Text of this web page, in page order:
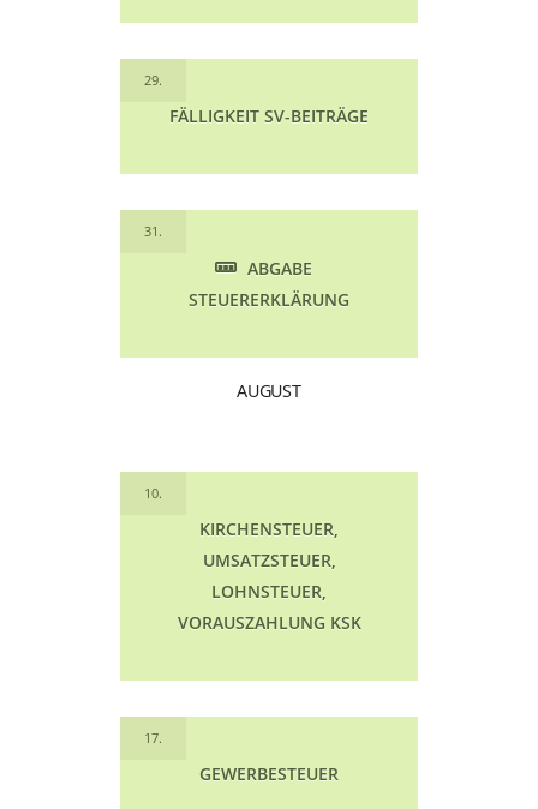
29.
FÄLLIGKEIT SV-BEITRÄGE
31.
ABGABE
STEUERERKLÄRUNG
AUGUST
10.
KIRCHENSTEUER,
UMSATZSTEUER,
LOHNSTEUER,
VORAUSZAHLUNG KSK
17.
GEWERBESTEUER